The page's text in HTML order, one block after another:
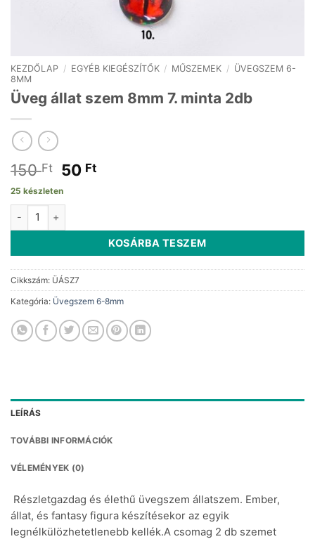
KEZDŐLAP / EGYÉB KIEGÉSZÍTŐK / MŰSZEMEK / ÜVEGSZEM 6-
8MM
Üveg állat szem 8mm 7. minta 2db
150Ft
Original
price
was:
50 FtCurrent
25 készleten
Üveg állat szem 8mm 7. minta 2db mennyiség
KOSÁRBA TESZEM
Cikkszám: ÜÁSZ7
Kategória: Üvegszem 6-8mm
LEÍRÁS
TOVÁBBI INFORMÁCIÓK
VÉLEMÉNYEK (0)
Részletgazdag és élethű üvegszem állatszem. Ember,
állat, és fantasy figura készítésekor az egyik
legnélkülözhetetlenebb kellék.A csomag 2 db szemet